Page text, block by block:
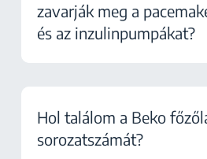
zavarják meg a
és az inzulinpumpákat?
Hol találom a Beko
sorozatszámát?